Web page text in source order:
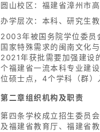
圆山校区：福建省漳州市
办学层次：本科、研究生
2003年被国务院学位委员
国家特殊需求的闽南文化
2021年获批需要加强建设
个福建省一流本科专业建
位硕士点，4个学科（群）
第二章组织机构及职责
第四条学校成立招生委员
及福建省教育厅、福建省